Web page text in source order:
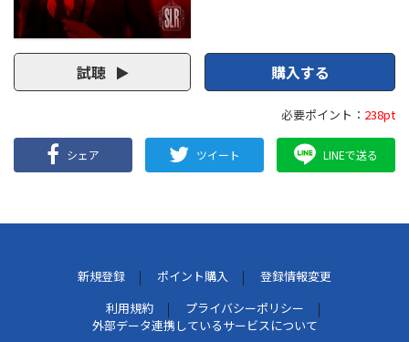
試聴 購入する
必要ポイント： 238pt
シェア ツイート LINEで送る
新規登録 ポイント購入
登録情報変更
利用規約
プライバシーポリシー
外部データ連携しているサービスについて